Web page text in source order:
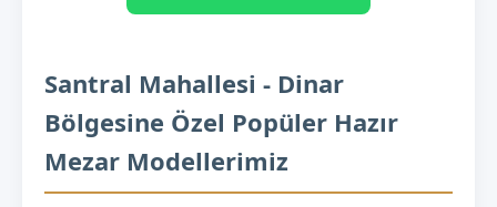
Santral Mahallesi - Dinar
Bölgesine Özel Popüler Hazır
Mezar Modellerimiz